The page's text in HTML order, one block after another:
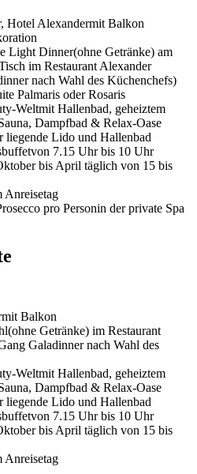
Hotel Alexandermit Balkon
Light Dinner(ohne Getränke) am
im Restaurant Alexander
nach Wahl des Küchenchefs)
Palmaris oder Rosaris
Weltmit Hallenbad, geheiztem
Dampfbad & Relax-Oase
liegende Lido und Hallenbad
von 7.15 Uhr bis 10 Uhr
bis April täglich von 15 bis
Anreisetag
pro Personin der private Spa
mit Balkon
(ohne Getränke) im Restaurant
Galadinner nach Wahl des
Weltmit Hallenbad, geheiztem
Dampfbad & Relax-Oase
liegende Lido und Hallenbad
von 7.15 Uhr bis 10 Uhr
bis April täglich von 15 bis
Anreisetag